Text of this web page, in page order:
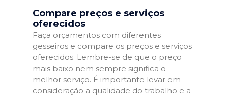
Compare preços e serviços
oferecidos
Faça orçamentos com diferentes
gesseiros e compare os preços e serviços
oferecidos. Lembre-se de que o preço
mais baixo nem sempre significa o
melhor serviço. É importante levar em
consideração a qualidade do trabalho e a